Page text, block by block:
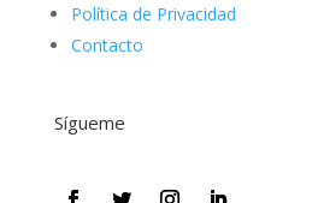
Política de Privacidad
Contacto
Sígueme